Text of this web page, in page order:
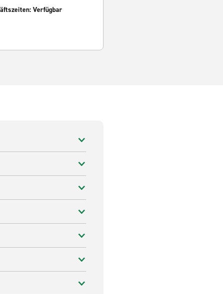
Verfügbar